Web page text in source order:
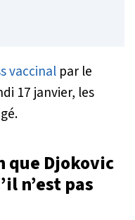
vaccinal par le
17 janvier, les
que Djokovic
n’est pas